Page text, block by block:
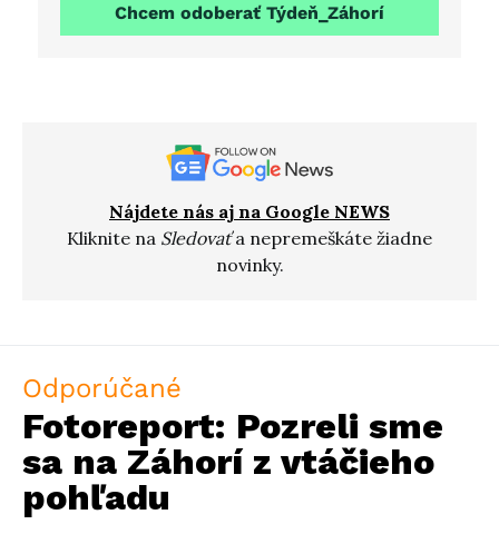
Chcem odoberať Týdeň_Záhorí
Nájdete nás aj na Google NEWS
Kliknite na Sledovaťa nepremeškáte žiadne
novinky.
Odporúčané
Fotoreport: Pozreli sme
sa na Záhorí z vtáčieho
pohľadu